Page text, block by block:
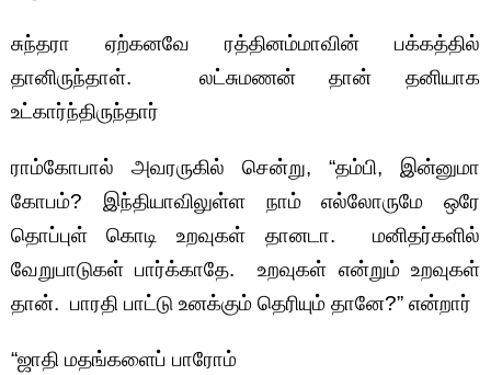
சுந்தரா ஏற்கனவே ரத்தினம்மாவின் பக்கத்தில்
தானிருந்தாள். லட்சுமணன் தான் தனியாக
உட்கார்ந்திருந்தார்
ராம்கோபால் அவரருகில் சென்று, “தம்பி, இன்னுமா
கோபம்? இந்தியாவிலுள்ள நாம் எல்லோருமே ஒரே
தொப்புள் கொடி உறவுகள் தானடா. மனிதர்களில்
வேறுபாடுகள் பார்க்காதே. உறவுகள் என்றும் உறவுகள்
தான். பாரதி பாட்டு உனக்கும் தெரியும் தானே?” என்றார்
“ஜாதி மதங்களைப் பாரோம்